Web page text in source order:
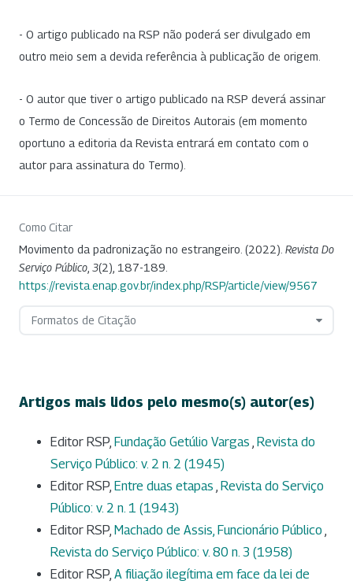
- O artigo publicado na RSP não poderá ser divulgado em
outro meio sem a devida referência à publicação de origem.
- O autor que tiver o artigo publicado na RSP deverá assinar
o Termo de Concessão de Direitos Autorais (em momento
oportuno a editoria da Revista entrará em contato com o
autor para assinatura do Termo).
Como Citar
Movimento da padronização no estrangeiro. (2022). Revista Do
Serviço Público 3(2), 187-189.
https://revista.enap.gov.br/index.php/RSP/article/view/9567
Formatos de Citação
Artigos mais lidos pelo mesmo(s) autor(es)
Editor RSP, Fundação Getúlio Vargas , Revista do
Serviço Público: v. 2 n. 2 (1945)
Editor RSP, Entre duas etapas , Revista do Serviço
Público: v. 2 n. 1 (1943)
Editor RSP, Machado de Assis, Funcionário Público ,
Revista do Serviço Público: v. 80 n. 3 (1958)
Editor RSP, A filiação ilegítima em face da lei de